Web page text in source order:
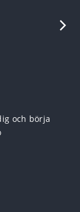
och börja